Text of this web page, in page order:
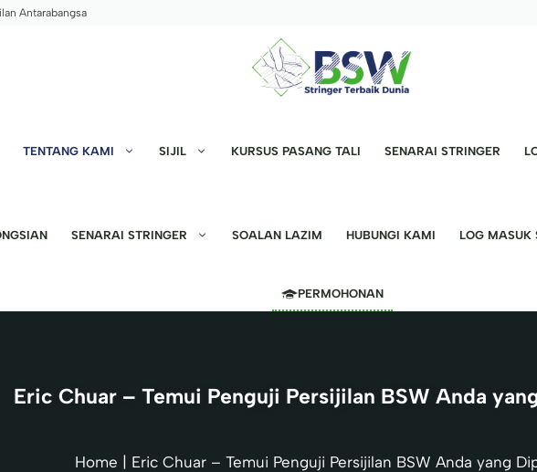
Antarabangsa
TENTANG KAMI SIJIL KURSUS PASANG TALI SENARAI STRINGER
SENARAI STRINGER SOALAN LAZIM HUBUNGI KAMI LOG MASUK
PERMOHONAN
Eric Chuar – Temui Penguji Persijilan BSW Anda
Home Eric Chuar – Temui Penguji Persijilan BSW Anda yang